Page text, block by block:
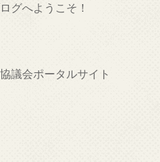
グへようこそ！
議会ポータルサイト